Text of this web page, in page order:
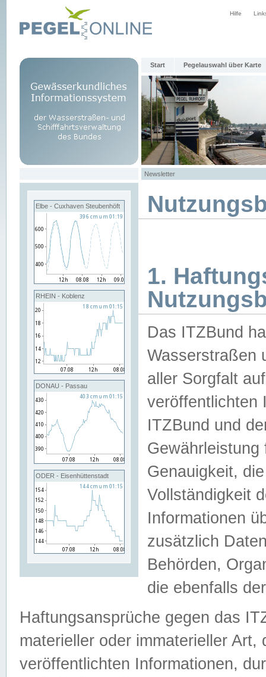
Hilfe
Start Pegelauswahl über Karte
Newsletter
Elbe - Cuxhaven Steubenhöft
RHEIN - Koblenz
DONAU - Passau
ODER - Eisenhüttenstadt
1.
Das ITZBund
Wasserstraßen
aller Sorgfalt
veröffentlichten
ITZBund und
Genauigkeit,
Vollständigkeit
Informationen
zusätzlich
Behörden,
die ebenfalls
Haftungsansprüche gegen das
materieller oder immaterieller
veröffentlichten Informationen,